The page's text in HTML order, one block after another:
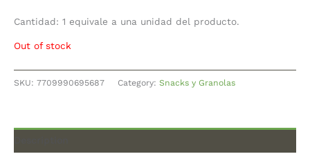
Cantidad: 1 equivale a una unidad del producto.
Out of stock
SKU: 7709990695687 Category: Snacks y Granolas